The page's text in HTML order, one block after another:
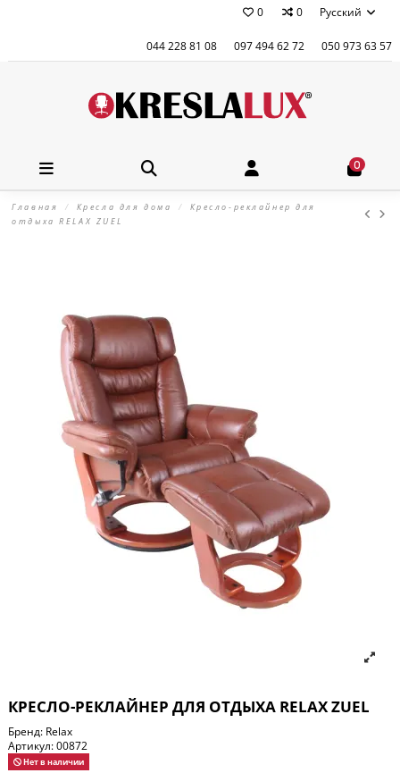
0 0 Русский
044 228 81 08 097 494 62 72 050 973 63 57
0
Главная Кресла для дома
Кресло-реклайнер для
отдыха RELAX ZUEL
КРЕСЛО-РЕКЛАЙНЕР ДЛЯ ОТДЫХА RELAX ZUEL
Бренд: Relax
Артикул:00872
Нет в наличии